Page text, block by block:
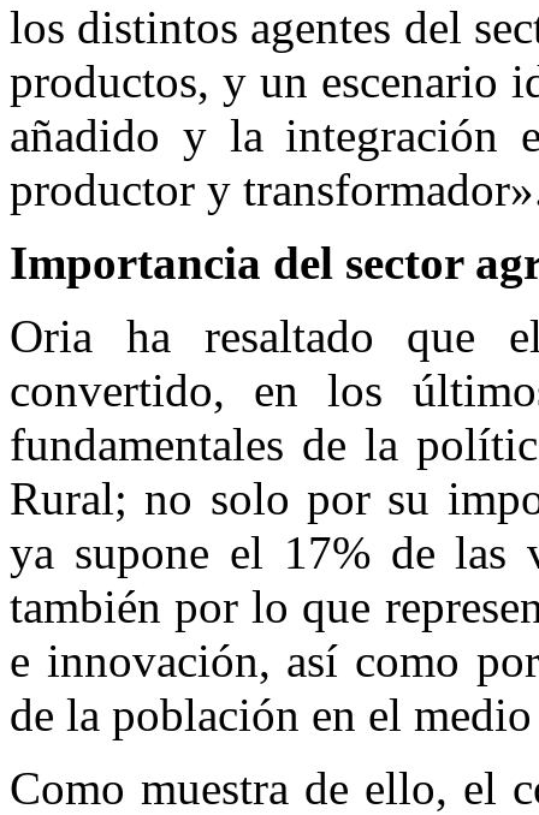
los distintos agentes del
productos, y un escenario
añadido y la integración
productor y
Importancia del sector
Oria ha resaltado que
convertido, en los
fundamentales de la
Rural; no solo por su
ya supone el 17% de las
también por lo que
e innovación, así como
de la población en el
Como muestra de ello, el